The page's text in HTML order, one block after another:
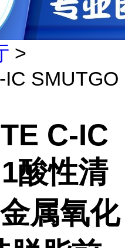
>
SMUTGO
C-IC
酸性清
属氧化